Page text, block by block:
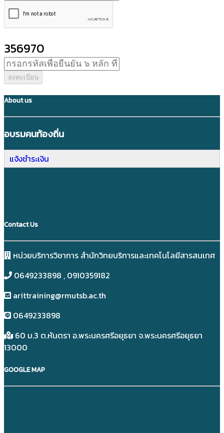
356970
ลงทะเบียน
About us
อบรมคนท้องถิ่น
แจ้งชำระเงิน
Contact Us
หน่วยบริการวิชาการ สำนักวิทยบริการและเทคโนโลยีสารสนเทศ
0649233898​ , 0910359182
arittraining@rmutsb.ac.th
0649233898​
60 ม.3 ต.หันตรา อ.พระนครศรีอยุธยา จ.พระนครศรีอยุธยา
13000
GOOGLE MAP